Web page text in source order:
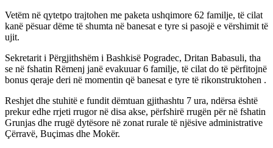
Vetëm në qytetpo trajtohen me paketa ushqimore 62 familje, të cilat
kanë pësuar dëme të shumta në banesat e tyre si pasojë e vërshimit të
ujit.
Sekretarit i Përgjithshëm i Bashkisë Pogradec, Dritan Babasuli, tha
se në fshatin Rëmenj janë evakuuar 6 familje, të cilat do të përfitojnë
bonus qeraje deri në momentin që banesat e tyre të rikonstruktohen .
Reshjet dhe stuhitë e fundit dëmtuan gjithashtu 7 ura, ndërsa është
prekur edhe rrjeti rrugor në disa akse, përfshirë rrugën për në fshatin
Grunjas dhe rrugë dytësore në zonat rurale të njësive administrative
Çërravë, Buçimas dhe Mokër.